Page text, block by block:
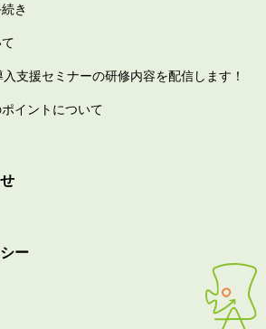
き
支援セミナーの研修内容を配信します！
イントについて
ー